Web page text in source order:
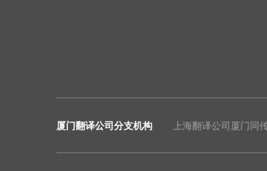
厦门翻译公司分支机构 上海翻译公司厦门同